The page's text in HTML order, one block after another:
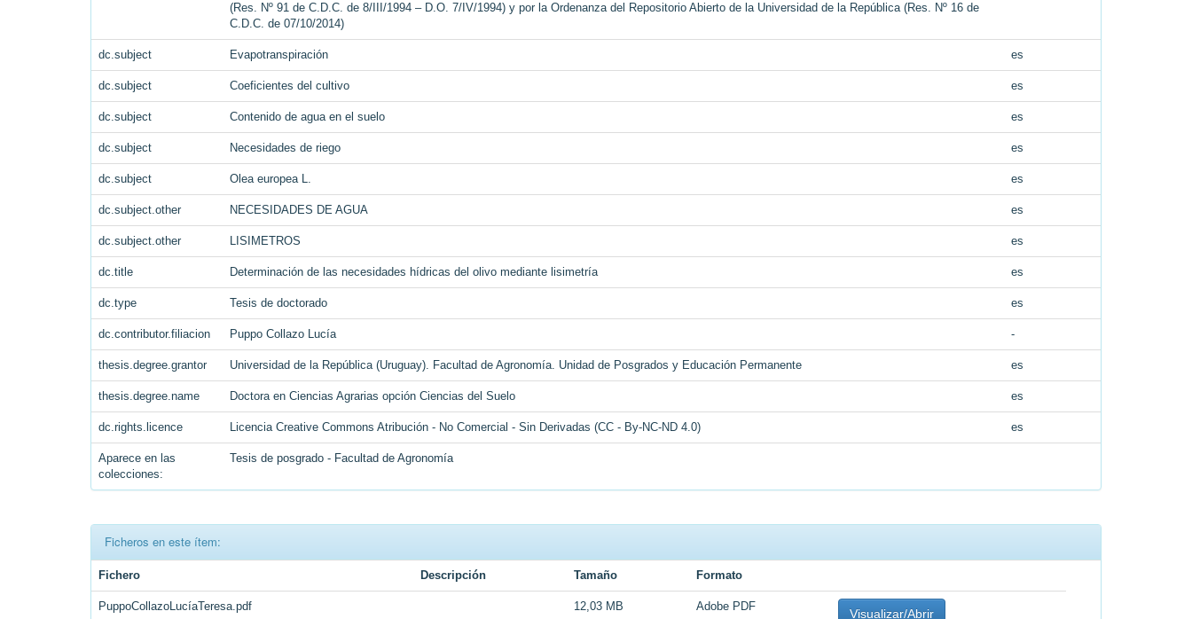
(Res. Nº 91 de C.D.C. de 8/III/1994 – D.O. 7/IV/1994) y por la Ordenanza del Repositorio Abierto de la Universidad de la República (Res. Nº 16 de
C.D.C. de 07/10/2014)
dc.subject Evapotranspiración es
dc.subject Coeficientes del cultivo es
dc.subject Contenido de agua en el suelo es
dc.subject Necesidades de riego es
dc.subject Olea europea L. es
dc.subject.other NECESIDADES DE AGUA es
dc.subject.other LISIMETROS es
dc.title Determinación de las necesidades hídricas del olivo mediante lisimetría es
dc.type Tesis de doctorado es
dc.contributor.filiacion Puppo Collazo Lucía -
thesis.degree.grantor Universidad de la República (Uruguay). Facultad de Agronomía. Unidad de Posgrados y Educación Permanente es
thesis.degree.name Doctora en Ciencias Agrarias opción Ciencias del Suelo es
dc.rights.licence Licencia Creative Commons Atribución - No Comercial - Sin Derivadas (CC - By-NC-ND 4.0) es
Aparece en las
colecciones:
Tesis de posgrado - Facultad de Agronomía
Ficheros en este ítem:
Fichero Descripción Tamaño Formato
PuppoCollazoLucíaTeresa.pdf 12,03 MB Adobe PDF
Visualizar/Abrir